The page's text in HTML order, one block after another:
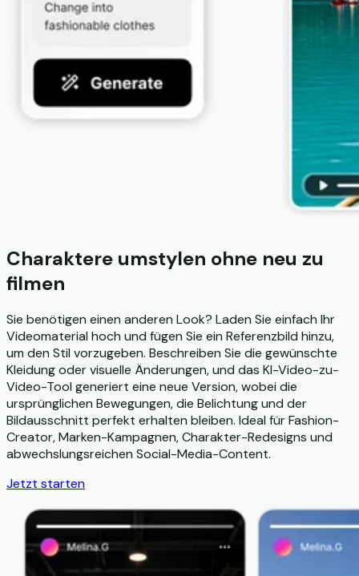
Charaktere umstylen ohne neu zu
filmen
Sie benötigen einen anderen Look? Laden Sie einfach Ihr
Videomaterial hoch und fügen Sie ein Referenzbild hinzu,
um den Stil vorzugeben. Beschreiben Sie die gewünschte
Kleidung oder visuelle Änderungen, und das KI-Video-zu-
Video-Tool generiert eine neue Version, wobei die
ursprünglichen Bewegungen, die Belichtung und der
Bildausschnitt perfekt erhalten bleiben. Ideal für Fashion-
Creator, Marken-Kampagnen, Charakter-Redesigns und
abwechslungsreichen Social-Media-Content.
Jetzt starten